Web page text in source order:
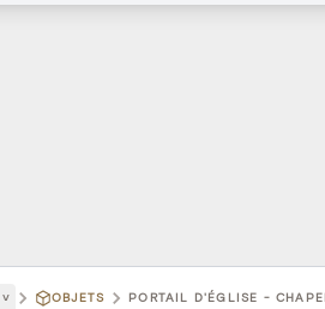
˅ OBJETS PORTAIL D'ÉGLISE -